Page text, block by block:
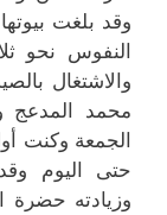
وقد بلغت
النفوس نحو
والاشتغال
محمد
الجمعة وكنت
حتى اليوم
وزيادته حضرة